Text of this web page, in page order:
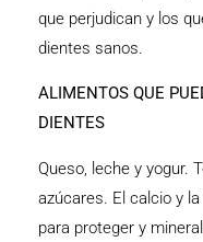
que perjudican y los
dientes sanos.
ALIMENTOS QUE
DIENTES
Queso, leche y yogur.
azúcares. El calcio y
para proteger y